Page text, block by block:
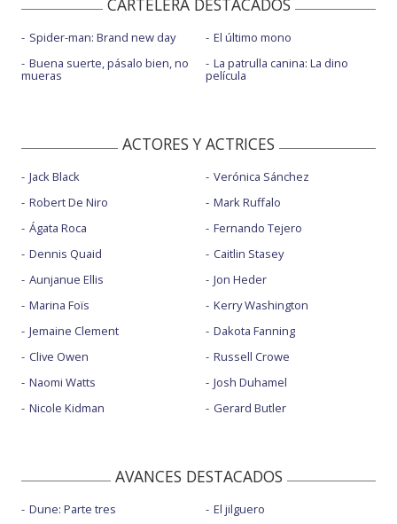
CARTELERA DESTACADOS
Spider-man: Brand new day
Buena suerte, pásalo bien, no
mueras
El último mono
La patrulla canina: La dino
película
ACTORES Y ACTRICES
Jack Black
Robert De Niro
Ágata Roca
Dennis Quaid
Aunjanue Ellis
Marina Foïs
Jemaine Clement
Clive Owen
Naomi Watts
Nicole Kidman
Verónica Sánchez
Mark Ruffalo
Fernando Tejero
Caitlin Stasey
Jon Heder
Kerry Washington
Dakota Fanning
Russell Crowe
Josh Duhamel
Gerard Butler
AVANCES DESTACADOS
Dune: Parte tres
El jilguero